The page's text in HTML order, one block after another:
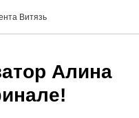
Витязь
Алина